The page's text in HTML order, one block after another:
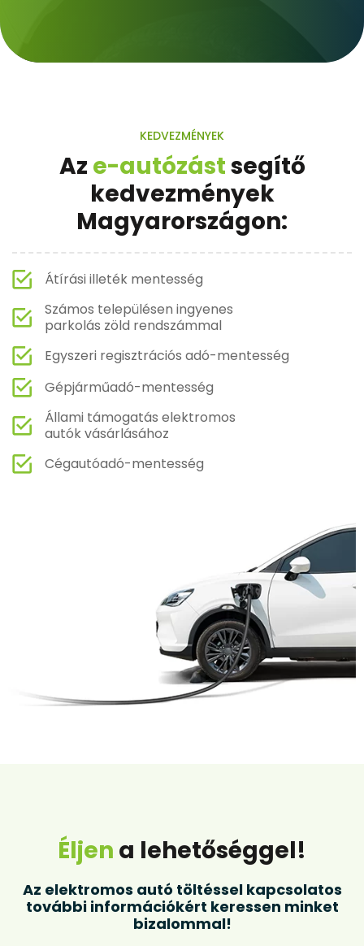
KEDVEZMÉNYEK
Az e-autózástsegítő
kedvezmények
Magyarországon:
Átírási illeték mentesség
Számos településen ingyenes
parkolás zöld rendszámmal
Egyszeri regisztrációs adó-mentesség
Gépjárműadó-mentesség
Állami támogatás elektromos
autók vásárlásához
Cégautóadó-mentesség
Éljen a lehetőséggel!
Az elektromos autó töltéssel kapcsolatos
további információkért keressen minket
bizalommal!